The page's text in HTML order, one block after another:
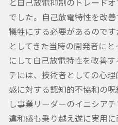
と自己放電抑制のトレード
でした。自己放電特性を改
犠牲にする必要があるので
としてきた当時の開発者に
にして自己放電特性を改善
チには、技術者としての心
感に対する認知的不協和の
し事業リーダーのイニシア
違和感も乗り越え遂に実用